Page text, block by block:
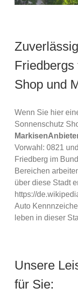
Friedbergs
Shop und
Wenn Sie hier
Sonnenschutz
Vorwahl: 0821
Friedberg im
Bereichen
über diese Stadt
https://
Auto
leben in dieser
Unsere
für Sie: